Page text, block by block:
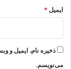
ایمیل *
ذخیره نام، ایمیل و
می‌نویسم.